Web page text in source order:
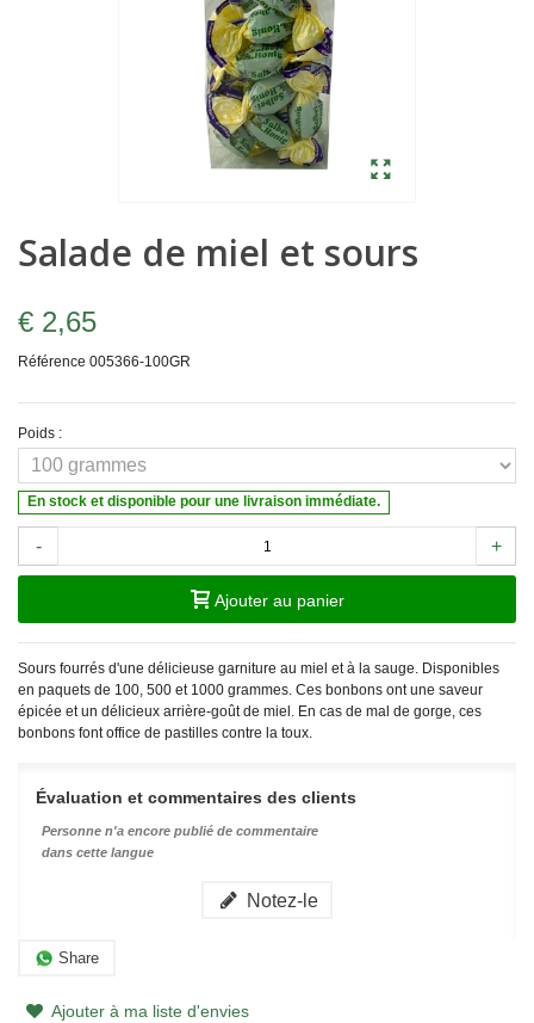
Salade de miel et sours
€ 2,65
Référence 005366-100GR
Poids :
En stock et disponible pour une livraison immédiate.
- +
Ajouter au panier
Sours fourrés d'une délicieuse garniture au miel et à la sauge. Disponibles
en paquets de 100, 500 et 1000 grammes. Ces bonbons ont une saveur
épicée et un délicieux arrière-goût de miel. En cas de mal de gorge, ces
bonbons font office de pastilles contre la toux.
Évaluation et commentaires des clients
Personne n'a encore publié de commentaire
dans cette langue
Notez-le
Share
Ajouter à ma liste d'envies